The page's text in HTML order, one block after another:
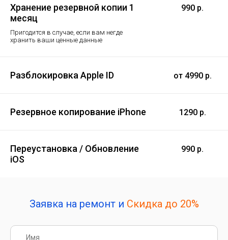
Хранение резервной копии 1
месяц
Пригодится в случае, если вам негде
хранить ваши ценные данные
990 р.
Разблокировка Apple ID от 4990 р.
Резервное копирование iPhone 1290 р.
Переустановка / Обновление
iOS
990 р.
Заявка на ремонт и Скидка до 20%